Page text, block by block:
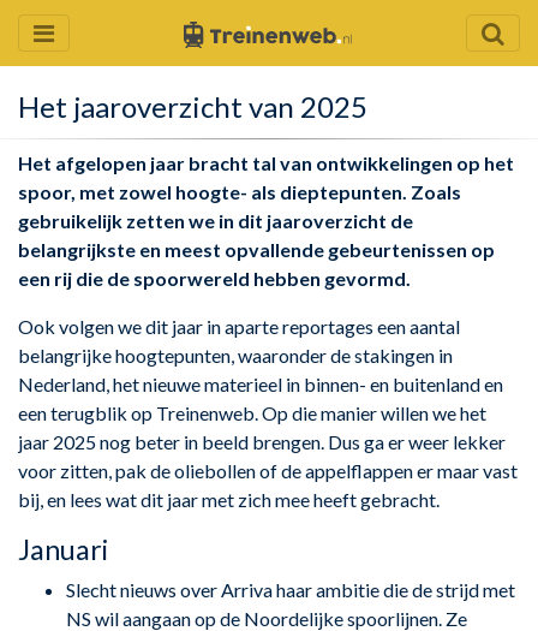
Het jaaroverzicht van 2025
Het afgelopen jaar bracht tal van ontwikkelingen op het
spoor, met zowel hoogte- als dieptepunten. Zoals
gebruikelijk zetten we in dit jaaroverzicht de
belangrijkste en meest opvallende gebeurtenissen op
een rij die de spoorwereld hebben gevormd.
Ook volgen we dit jaar in aparte reportages een aantal
belangrijke hoogtepunten, waaronder de stakingen in
Nederland, het nieuwe materieel in binnen- en buitenland en
een terugblik op Treinenweb. Op die manier willen we het
jaar 2025 nog beter in beeld brengen. Dus ga er weer lekker
voor zitten, pak de oliebollen of de appelflappen er maar vast
bij, en lees wat dit jaar met zich mee heeft gebracht.
Januari
Slecht nieuws over Arriva haar ambitie die de strijd met
NS wil aangaan op de Noordelijke spoorlijnen. Ze